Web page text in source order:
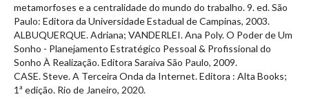
metamorfoses e a centralidade do mundo do trabalho. 9. ed. São
Paulo: Editora da Universidade Estadual de Campinas, 2003.
ALBUQUERQUE. Adriana; VANDERLEI. Ana Poly. O Poder de Um
Sonho - Planejamento Estratégico Pessoal & Profissional do
Sonho À Realização. Editora Saraiva São Paulo, 2009.
CASE. Steve. A Terceira Onda da Internet. Editora : Alta Books;
1ª edição. Rio de Janeiro, 2020.